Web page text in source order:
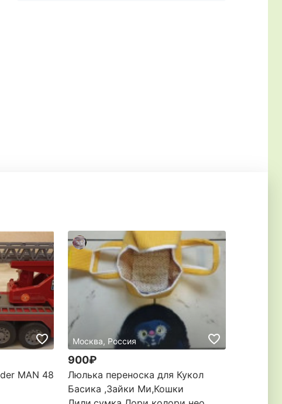
MAN 48
Москва, Россия
900₽
Люлька переноска для Кукол
Басика ,Зайки Ми,Кошки